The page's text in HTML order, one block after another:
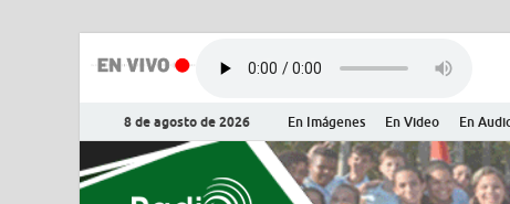
8 de agosto de 2026 En Imágenes En Video En